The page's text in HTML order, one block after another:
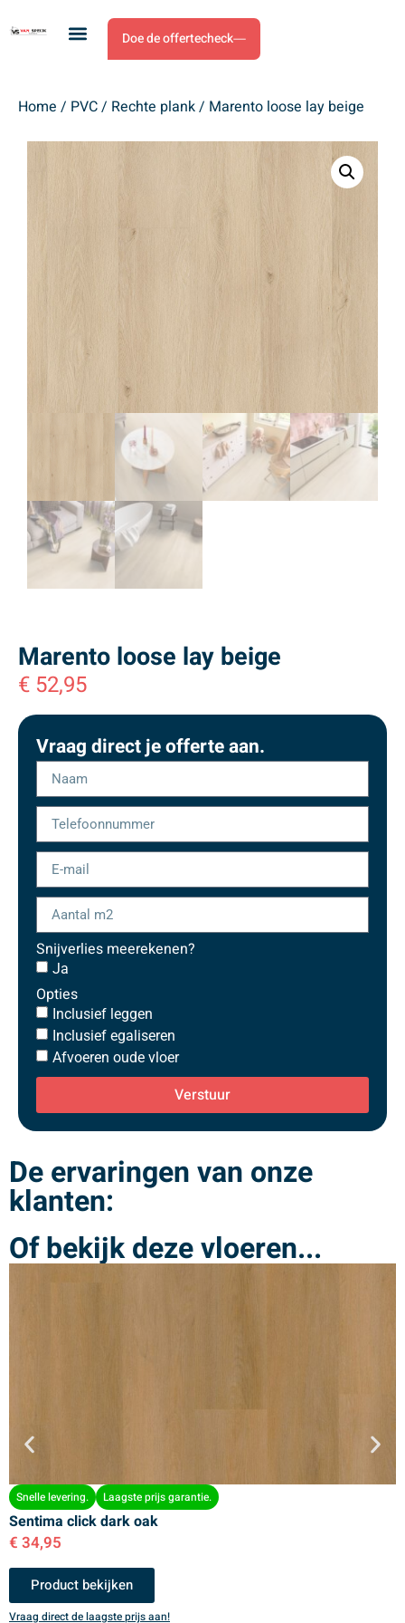
Doe de offertecheck
Home / PVC/ Rechte plank/ Marento loose lay beige
Marento loose lay beige
€ 52,95
Vraag direct je offerte aan.
Snijverlies meerekenen?
Ja
Opties
Inclusief leggen
Inclusief egaliseren
Afvoeren oude vloer
Verstuur
De ervaringen van onze
klanten:
Of bekijk deze vloeren...
Snelle levering. Laagste prijs garantie.
Sentima click dark oak
€ 34,95
Product bekijken
Vraag direct de laagste prijs aan!